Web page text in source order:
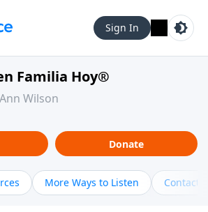
Sign In
Familia Hoy®
Wilson
Donate
More Ways to Listen Contact